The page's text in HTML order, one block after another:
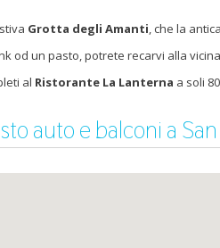
Grotta degli Amanti, che la antica
od un pasto, potrete recarvi alla vicina
al Ristorante La Lanterna a soli
auto e balconi a